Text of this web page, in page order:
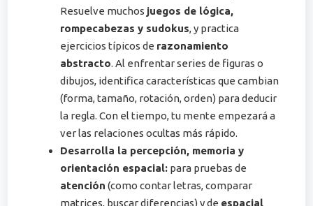
Resuelve muchos juegos de lógica,
rompecabezas y sudokus, y practica
ejercicios típicos de razonamiento
abstracto. Al enfrentar series de figuras o
dibujos, identifica características que cambian
(forma, tamaño, rotación, orden) para deducir
la regla. Con el tiempo, tu mente empezará a
ver las relaciones ocultas más rápido.
Desarrolla la percepción, memoria y
orientación espacial: para pruebas de
atención (como contar letras, comparar
matrices, buscar diferencias) y de espacial